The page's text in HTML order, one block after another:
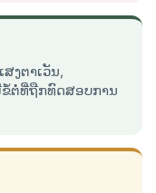
ງຕາເວັນ,
ຕໍ່ທີ່ຖືກທົດສອບການ